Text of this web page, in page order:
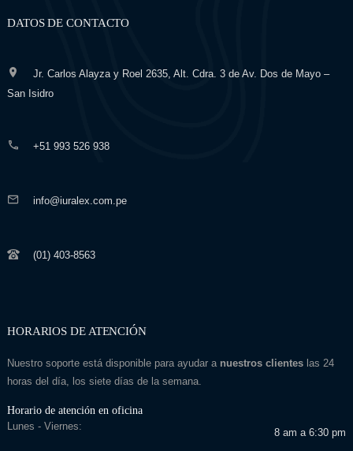
DATOS DE CONTACTO
Jr. Carlos Alayza y Roel 2635, Alt. Cdra. 3 de Av. Dos de Mayo –
San Isidro
+51 993 526 938
info@iuralex.com.pe
(01) 403-8563
HORARIOS DE ATENCIÓN
Nuestro soporte está disponible para ayudar a nuestros clienteslas 24
horas del día, los siete días de la semana.
Horario de atención en oficina
Lunes - Viernes:
8 am a 6:30 pm